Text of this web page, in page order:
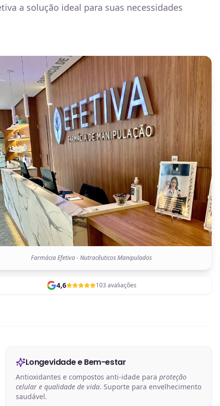
a solução ideal para suas necessidades
Farmácia Efetiva - Nutracêuticos Manipulados
4,6 103 avaliações
Longevidade e Bem-estar
Antioxidantes e compostos anti-idade para proteção
celular e qualidade de vida. Suporte para envelhecimento
saudável.